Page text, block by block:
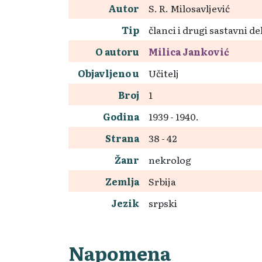
Autor
S. R. Milosavljević
Tip
članci i drugi sastavni
O autoru
Milica Janković
Objavljeno u
Učitelj
Broj
1
Godina
1939 - 1940.
Strana
38 - 42
Žanr
nekrolog
Zemlja
Srbija
Jezik
srpski
Napomena